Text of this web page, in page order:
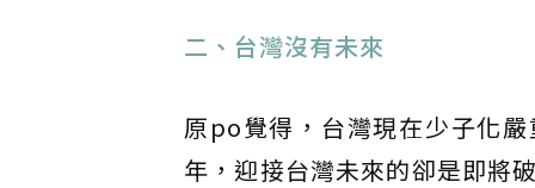
二、台灣沒有未來
原po覺得，台灣現在少子化
年，迎接台灣未來的卻是即將